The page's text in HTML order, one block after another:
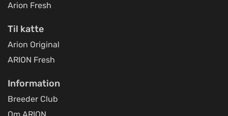
Arion Fresh
Til katte
Arion Original
ARION Fresh
Information
Breeder Club